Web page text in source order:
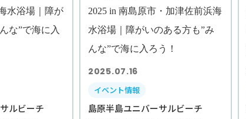
ルビーチ
2025.07.16
イベント情報
島原半島ユニバーサルビーチ